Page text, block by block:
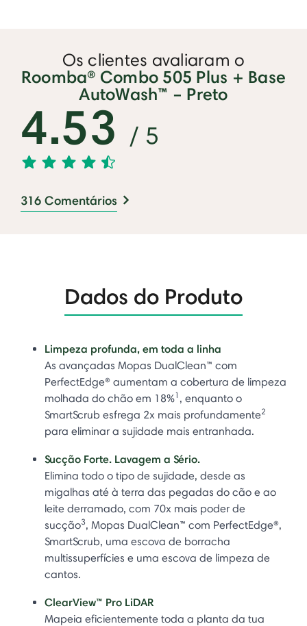
Os clientes avaliaram o
Roomba® Combo 505 Plus + Base
AutoWash™ – Preto
4.53 / 5
316 Comentários
Dados do Produto
Limpeza profunda, em toda a linha
As avançadas Mopas DualClean™ com
PerfectEdge® aumentam a cobertura de limpeza
molhada do chão em 18%1 , enquanto o
SmartScrub esfrega 2x mais profundamente2
para eliminar a sujidade mais entranhada.
Sucção Forte. Lavagem a Sério.
Elimina todo o tipo de sujidade, desde as
migalhas até à terra das pegadas do cão e ao
leite derramado, com 70x mais poder de
sucção3, Mopas DualClean™ com PerfectEdge®,
SmartScrub, uma escova de borracha
multissuperfícies e uma escova de limpeza de
cantos.
ClearView™ Pro LiDAR
Mapeia eficientemente toda a planta da tua